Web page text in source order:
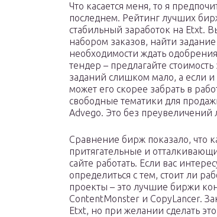
Что касается меня, то я
последнем. Рейтинг лучших
стабильный заработок на Etxt.
набором заказов, найти
необходимости ждать
тендер – предлагайте
заданий слишком мало, а если
может его скорее забрать в
свободные тематики для
Advego. Это без преувеличений
Сравнение бирж показало, что
притягательные и
сайте работать. Если вас
определиться с тем, стоит ли
проекты – это лучшие биржи
ContentMonster и CopyLancer.
Etxt, но при желании сделать